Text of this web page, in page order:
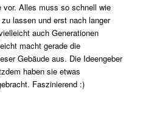
Alles muss so schnell wie
lassen und erst nach langer
auch Generationen
macht gerade die
Gebäude aus. Die Ideengeber
haben sie etwas
Faszinierend :)